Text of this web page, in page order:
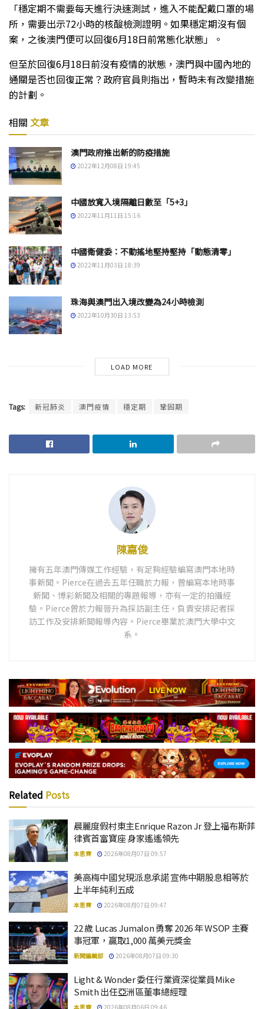
「穩定期不需要每天進行決速測試，進入不能配戴口罩的場
所，需要出示72小時的核酸檢測證明。如果穩定期沒有個
案，之後澳門便可以回復6月18日前常態化狀態」。
但至於回復6月18日前沒有疫情的狀態，澳門與中國內地的
通關是否也回復正常？政府官員則指出，暫時未有改變措施
的計劃。
相關 文章
澳門政府推出新的防疫措施
2022年12月08日 19:45
中國放寬入境隔離日數至「5+3」
2022年11月11日 15:16
中國衛健委：不動搖地堅持堅持「動態清零」
2022年11月03日 18:39
珠海與澳門出入境改變為24小時檢測
2022年10月30日 13:53
LOAD MORE
Tags: 新冠肺炎 澳門疫情 穩定期 鞏固期
陳嘉俊
擁有五年澳門傳媒工作經驗，有足夠經驗編寫澳門本地時
事新聞。Pierce在過去五年任職於力報，曾編寫本地時事
新聞、博彩新聞及相關的專題報導，亦有一定的拍攝經
驗。Pierce曾於力報晉升為採訪副主任，負責安排記者採
訪工作及安排新聞報導內容。Pierce畢業於澳門大學中文
系。
Related Posts
晨麗度假村東主Enrique Razon Jr 登上福布斯菲
律賓首富寶座 身家遙遙領先
本思齊 2026年08月07日 09:57
美高梅中國兌現派息承諾 宣佈中期股息相等於
上半年純利五成
本思齊 2026年08月07日 09:47
22 歲 Lucas Jumalon 勇奪 2026 年 WSOP 主賽
事冠軍，贏取1,000 萬美元獎金
新聞編輯部 2026年08月07日 09:30
Light & Wonder 委任行業資深從業員Mike
Smith 出任亞洲區董事總經理
本思齊 2026年08月06日 09:46